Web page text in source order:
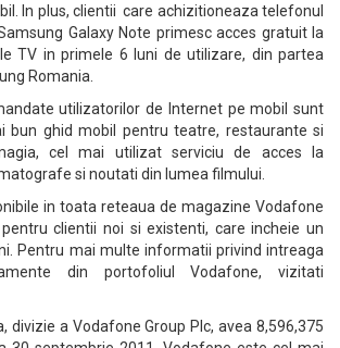
In plus, clientii care achizitioneaza telefonul
Galaxy Note primesc acces gratuit la
TV in primele 6 luni de utilizare, din partea
Romania.
utilizatorilor de Internet pe mobil sunt
bun ghid mobil pentru teatre, restaurante si
cel mai utilizat serviciu de acces la
si noutati din lumea filmului.
in toata reteaua de magazine Vodafone
clientii noi si existenti, care incheie un
Pentru mai multe informatii privind intreaga
din portofoliul Vodafone, vizitati
divizie a Vodafone Group Plc, avea 8,596,375